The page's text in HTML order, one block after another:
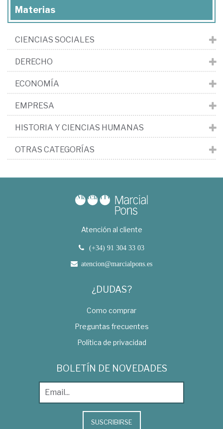
Materias
CIENCIAS SOCIALES
DERECHO
ECONOMÍA
EMPRESA
HISTORIA Y CIENCIAS HUMANAS
OTRAS CATEGORÍAS
Atención al cliente
(+34) 91 304 33 03
atencion@marcialpons.es
¿DUDAS?
Como comprar
Preguntas frecuentes
Política de privacidad
BOLETÍN DE NOVEDADES
SUSCRIBIRSE